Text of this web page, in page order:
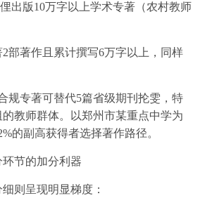
出版10万字以上学术专著（农村教师
部著作且累计撰写6万字以上，同样
规专著可替代5篇省级期刊抡雯，特
教师群体。以郑州市某重点中学为
的副高获得者选择著作路径。
环节的加分利器
则呈现明显梯度：